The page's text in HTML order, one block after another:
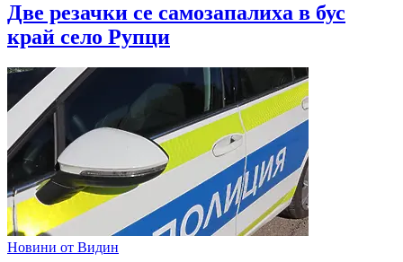
Две резачки се самозапалиха в бус
край село Рупци
Новини от Видин